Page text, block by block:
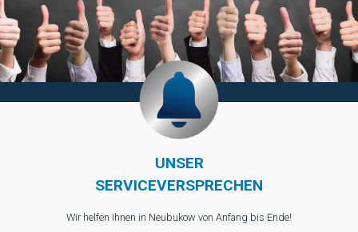
UNSER
SERVICEVERSPRECHEN
Wir helfen Ihnen in Neubukow von Anfang bis Ende!